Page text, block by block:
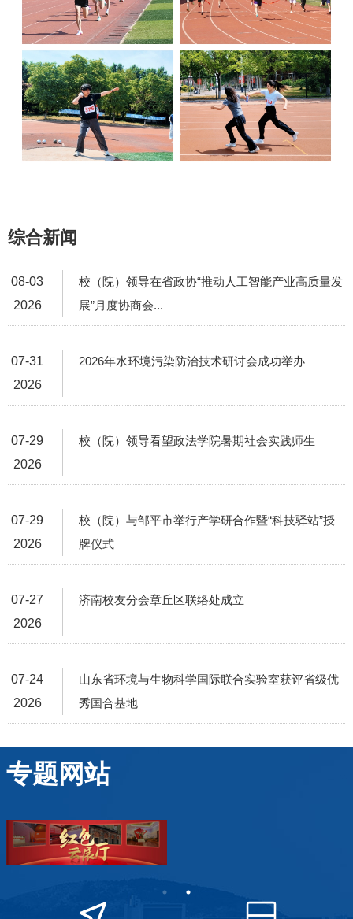
综合新闻
08-03
2026
校（院）领导在省政协“推动人工智能产业高质量发
展”月度协商会...
07-31
2026
2026年水环境污染防治技术研讨会成功举办
07-29
2026
校（院）领导看望政法学院暑期社会实践师生
07-29
2026
校（院）与邹平市举行产学研合作暨“科技驿站”授
牌仪式
07-27
2026
济南校友分会章丘区联络处成立
07-24
2026
山东省环境与生物科学国际联合实验室获评省级优
秀国合基地
专题网站